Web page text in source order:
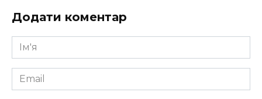
Додати коментар
Ім'я
*
Email
*